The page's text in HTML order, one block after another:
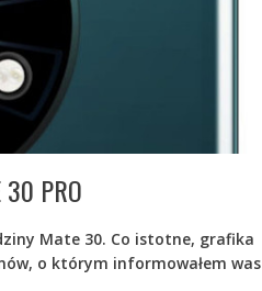
30 PRO
Mate 30. Co istotne, grafika
o którym informowałem was